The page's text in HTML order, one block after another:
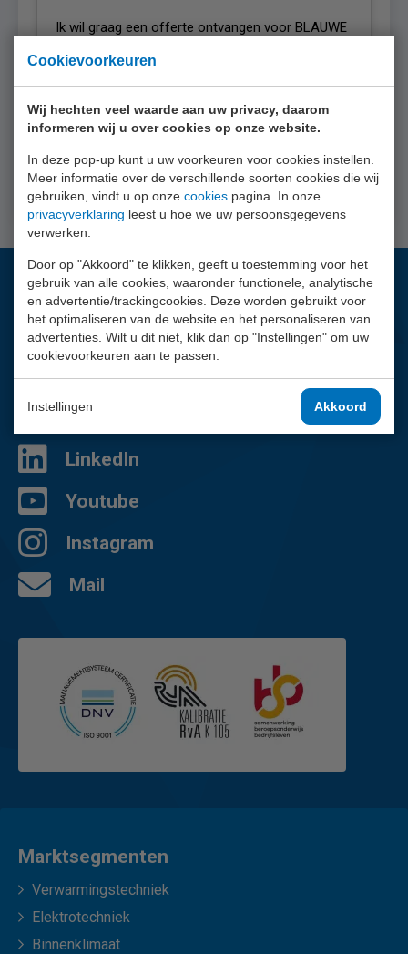
Cookievoorkeuren
Wij hechten veel waarde aan uw privacy, daarom
informeren wij u over cookies op onze website.
In deze pop-up kunt u uw voorkeuren voor cookies instellen.
Meer informatie over de verschillende soorten cookies die wij
gebruiken, vindt u op onze cookies pagina. In onze
privacyverklaring leest u hoe we uw persoonsgegevens
verwerken.
Door op "Akkoord" te klikken, geeft u toestemming voor het
gebruik van alle cookies, waaronder functionele, analytische
en advertentie/trackingcookies. Deze worden gebruikt voor
het optimaliseren van de website en het personaliseren van
advertenties. Wilt u dit niet, klik dan op "Instellingen" om uw
cookievoorkeuren aan te passen.
Instellingen Akkoord
Ik ga akkoord met de privacyverklaring
EURO-INDEX b.v.
Offerte aanvragen
Vragen?
Wij helpen je graag.
010 - 2 888 000
Contactpagina
Facebook
LinkedIn
Youtube
Instagram
Mail
Marktsegmenten
Verwarmingstechniek
Elektrotechniek
Binnenklimaat